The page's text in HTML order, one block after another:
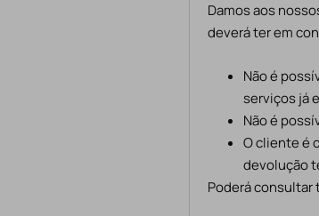
Damos aos
deverá ter em
Não é
serviços já
Não é
O cliente é
devolução
Poderá consultar